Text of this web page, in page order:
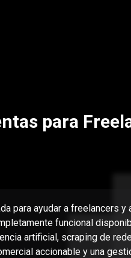
para
para ayudar a freelancers y
funcional
artificial, scraping de
accionable y una